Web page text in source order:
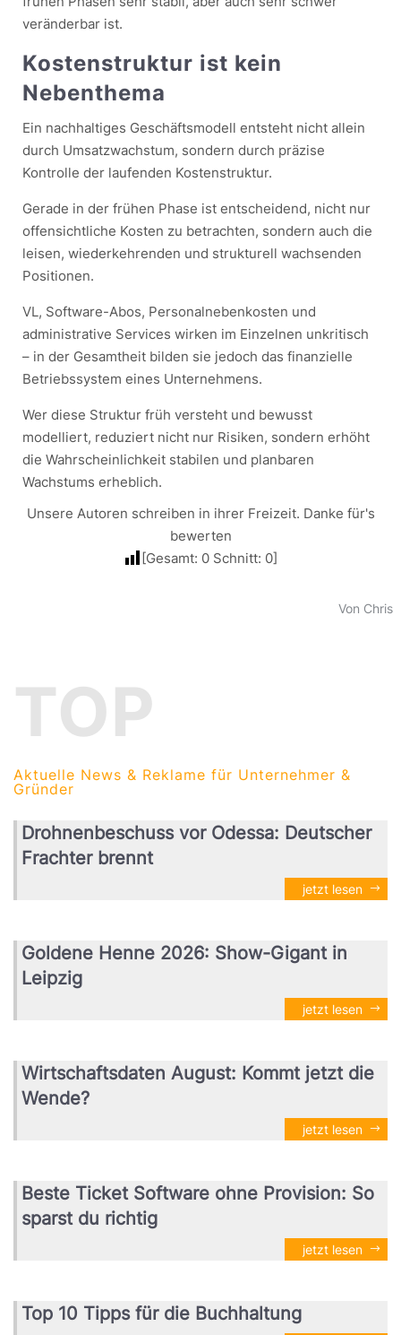
veränderbar ist.
Kostenstruktur ist kein
Nebenthema
Ein nachhaltiges Geschäftsmodell entsteht nicht allein
durch Umsatzwachstum, sondern durch präzise
Kontrolle der laufenden Kostenstruktur.
Gerade in der frühen Phase ist entscheidend, nicht nur
offensichtliche Kosten zu betrachten, sondern auch die
leisen, wiederkehrenden und strukturell wachsenden
Positionen.
VL, Software-Abos, Personalnebenkosten und
administrative Services wirken im Einzelnen unkritisch
– in der Gesamtheit bilden sie jedoch das finanzielle
Betriebssystem eines Unternehmens.
Wer diese Struktur früh versteht und bewusst
modelliert, reduziert nicht nur Risiken, sondern erhöht
die Wahrscheinlichkeit stabilen und planbaren
Wachstums erheblich.
Unsere Autoren schreiben in ihrer Freizeit. Danke für's
bewerten
[Gesamt: 0 Schnitt: 0]
Von Chris
TOP
Aktuelle News & Reklame für Unternehmer &
Gründer
Drohnenbeschuss vor Odessa: Deutscher
Frachter brennt
jetzt lesen
Goldene Henne 2026: Show-Gigant in
Leipzig
jetzt lesen
Wirtschaftsdaten August: Kommt jetzt die
Wende?
jetzt lesen
Beste Ticket Software ohne Provision: So
sparst du richtig
jetzt lesen
Top 10 Tipps für die Buchhaltung